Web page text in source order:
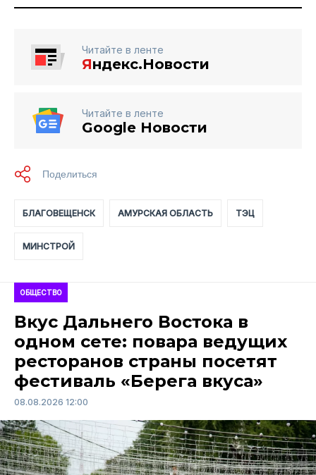
Читайте в ленте
Яндекс.Новости
Читайте в ленте
Google Новости
БЛАГОВЕЩЕНСК АМУРСКАЯ ОБЛАСТЬ ТЭЦ
МИНСТРОЙ
ОБЩЕСТВО
Вкус Дальнего Востока в
одном сете: повара ведущих
ресторанов страны посетят
фестиваль «Берега вкуса»
08.08.2026 12:00